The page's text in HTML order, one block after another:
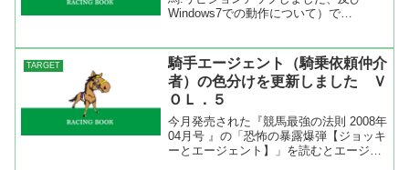
Windows7での動作について）で
がインストールしたのはノートＰＣ（Ｄ
ＶＤドライブなし...
TARGET
騎手エージェント（騎乗依頼仲介
者）の色分けを更新しました Ｖ
ＯＬ．５
今月発売された『競馬最強の法則 2008年
04月号 』の「恐怖の暴露爆弾【ジョッキ
ーとエージェント】」を読むとエージェ